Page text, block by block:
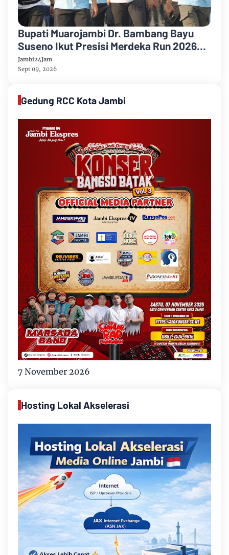
Bupati Muarojambi Dr. Bambang Bayu
Suseno Ikut Presisi Merdeka Run 2026
Ajak Warga Hidup Sehat
Jambi24Jam
Sept 09, 2026
Gedung RCC Kota Jambi
7 November 2026
Hosting Lokal Akselerasi